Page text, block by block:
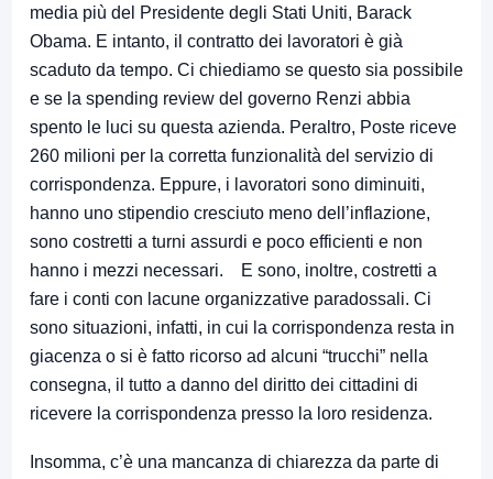
media più del Presidente degli Stati Uniti, Barack
Obama. E intanto, il contratto dei lavoratori è già
scaduto da tempo. Ci chiediamo se questo sia possibile
e se la spending review del governo Renzi abbia
spento le luci su questa azienda. Peraltro, Poste riceve
260 milioni per la corretta funzionalità del servizio di
corrispondenza. Eppure, i lavoratori sono diminuiti,
hanno uno stipendio cresciuto meno dell’inflazione,
sono costretti a turni assurdi e poco efficienti e non
hanno i mezzi necessari. E sono, inoltre, costretti a
fare i conti con lacune organizzative paradossali. Ci
sono situazioni, infatti, in cui la corrispondenza resta in
giacenza o si è fatto ricorso ad alcuni “trucchi” nella
consegna, il tutto a danno del diritto dei cittadini di
ricevere la corrispondenza presso la loro residenza.
Insomma, c’è una mancanza di chiarezza da parte di